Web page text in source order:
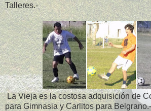
Talleres.-
La Vieja es la costosa adquisición de
para Gimnasia y Carlitos para Belgrano.-